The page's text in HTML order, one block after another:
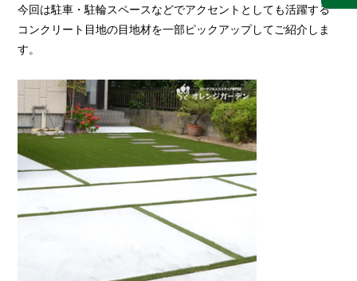
今回は駐車・駐輪スペースなどでアクセントとしても活躍する
コンクリート目地の目地材を一部ピックアップしてご紹介しま
す。